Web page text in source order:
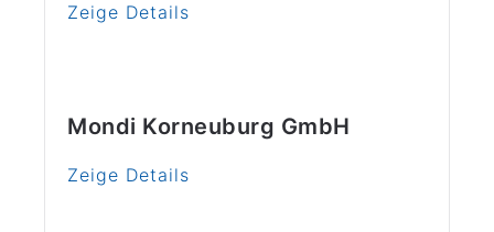
Zeige Details
Mondi Korneuburg GmbH
Zeige Details